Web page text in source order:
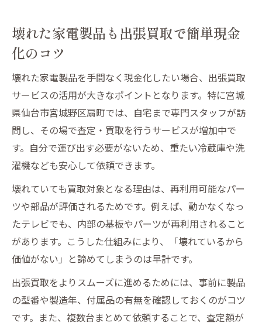
自宅で手間なく進む壊れた家電製品の買取術
壊れた家電製品の出張買取で自宅処分が楽
自宅で完結する壊れた家電製品の出張買取
方法
出張買取で壊れた家電製品を最小限の手間
で売却
壊れた家電製品の買取術と出張買取のメリ
ット
仙台で人気の壊れた家電製品出張買取サー
ビス
現金化を目指すなら壊れた家電製品の出張買取
が最適
壊れた家電製品の出張買取で手軽に現金化
する方法
壊れた家電製品の現金化は出張買取が便利
壊れた家電製品も出張買取で簡単現金
化のコツ
壊れた家電製品を手間なく現金化したい場合、出張買取
サービスの活用が大きなポイントとなります。特に宮城
県仙台市宮城野区扇町では、自宅まで専門スタッフが訪
問し、その場で査定・買取を行うサービスが増加中で
す。自分で運び出す必要がないため、重たい冷蔵庫や洗
濯機なども安心して依頼できます。
壊れていても買取対象となる理由は、再利用可能なパー
ツや部品が評価されるためです。例えば、動かなくなっ
たテレビでも、内部の基板やパーツが再利用されること
があります。こうした仕組みにより、「壊れているから
価値がない」と諦めてしまうのは早計です。
出張買取をよりスムーズに進めるためには、事前に製品
の型番や製造年、付属品の有無を確認しておくのがコツ
です。また、複数台まとめて依頼することで、査定額が